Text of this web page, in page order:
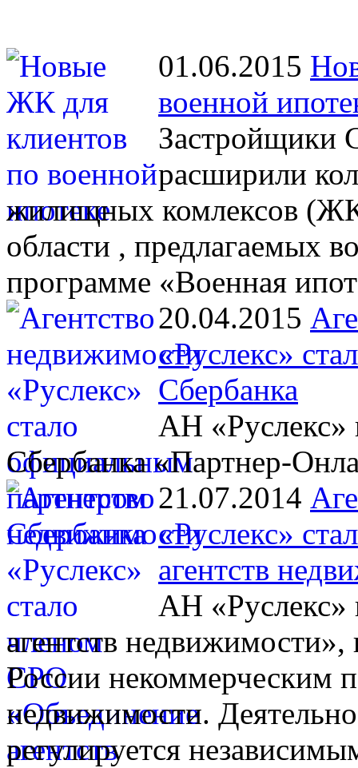
01.06.2015
военной
Застройщики
расширили
жилищных комлексов
области , предлагаемых
программе «Военная
20.04.2015
«Руслекс»
Сбербанка
АН «Руслекс»
Сбербанка «Партнер-
21.07.2014
«Руслекс»
агентств
АН «Руслекс»
агентств недвижимости»,
России некоммерческим
недвижимости.
регулируется